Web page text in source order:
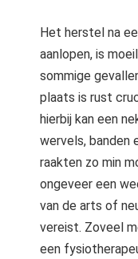
Het herstel na
aanlopen, is
sommige
plaats is rust
hierbij kan een
wervels, banden
raakten zo min
ongeveer een
van de arts of
vereist. Zoveel
een